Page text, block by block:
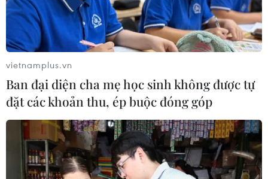
CƠ QUAN CHỦ QUẢN: THÔNG TẤN XÃ VIỆT NAM
Tổng Biên tập: TRẦN TIẾN DUẨN
Phó Tổng Biên tập: NGUYỄN THỊ TÁM, KHÚC THANH
THỦY
Sở hữu trí tuệ
Quy định sử dụng
RSS
Hỗ trợ
vietnamplus.vn
Ban đại diện cha mẹ học sinh không được tự
đặt các khoản thu, ép buộc đóng góp